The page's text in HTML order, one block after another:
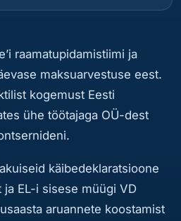
raamatupidamistiimi ja
maksuarvestuse eest.
kogemust Eesti
ühe töötajaga OÜ-dest
käibedeklaratsioone
ja EL-i sisese müügi VD
aruannete koostamist